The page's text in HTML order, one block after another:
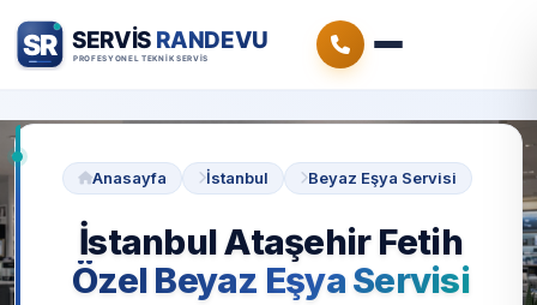
Anasayfa İstanbul Beyaz Eşya Servisi
İstanbul Ataşehir Fetih
Özel Beyaz Eşya Servisi